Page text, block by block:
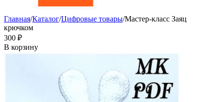
Главная/Каталог/Цифровые товары/Мастер-класс Заяц
крючком
‍300‍ ₽
В корзину